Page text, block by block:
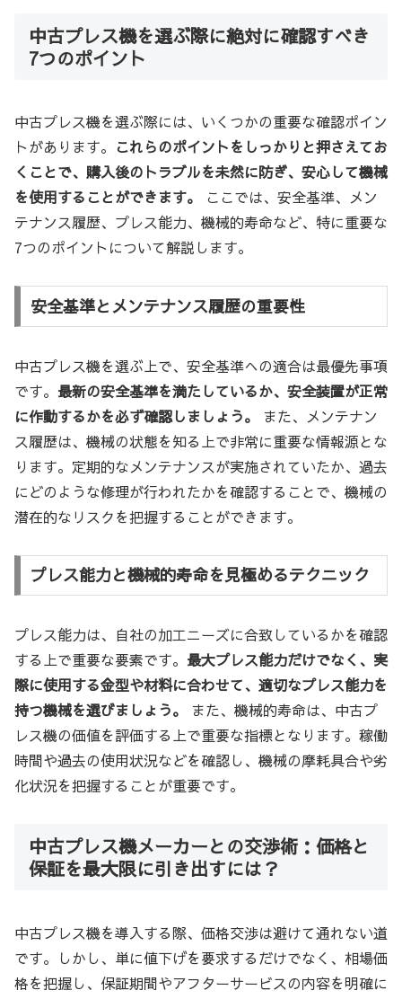
中古プレス機を選ぶ際に絶対に確認すべき
7つのポイント
中古プレス機を選ぶ際には、いくつかの重要な確認ポイン
トがあります。 これらのポイントをしっかりと押さえてお
くことで、購入後のトラブルを未然に防ぎ、安心して機械
を使用することができます。
ここでは、安全基準、メン
テナンス履歴、プレス能力、機械的寿命など、特に重要な
7つのポイントについて解説します。
安全基準とメンテナンス履歴の重要性
中古プレス機を選ぶ上で、安全基準への適合は最優先事項
です。 最新の安全基準を満たしているか、安全装置が正常
に作動するかを必ず確認しましょう。
また、メンテナン
ス履歴は、機械の状態を知る上で非常に重要な情報源とな
ります。定期的なメンテナンスが実施されていたか、過去
にどのような修理が行われたかを確認することで、機械の
潜在的なリスクを把握することができます。
プレス能力と機械的寿命を見極めるテクニック
プレス能力は、自社の加工ニーズに合致しているかを確認
する上で重要な要素です。 最大プレス能力だけでなく、実
際に使用する金型や材料に合わせて、適切なプレス能力を
持つ機械を選びましょう。
また、機械的寿命は、中古プ
レス機の価値を評価する上で重要な指標となります。稼働
時間や過去の使用状況などを確認し、機械の摩耗具合や劣
化状況を把握することが重要です。
中古プレス機メーカーとの交渉術：価格と
保証を最大限に引き出すには？
中古プレス機を導入する際、価格交渉は避けて通れない道
です。しかし、単に値下げを要求するだけでなく、相場価
格を把握し、保証期間やアフターサービスの内容を明確に